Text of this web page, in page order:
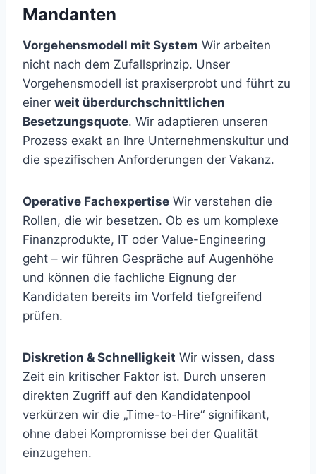
Mandanten
Vorgehensmodell mit System Wir arbeiten
nicht nach dem Zufallsprinzip. Unser
Vorgehensmodell ist praxiserprobt und führt zu
einer weit überdurchschnittlichen
Besetzungsquote. Wir adaptieren unseren
Prozess exakt an Ihre Unternehmenskultur und
die spezifischen Anforderungen der Vakanz.
Operative Fachexpertise Wir verstehen die
Rollen, die wir besetzen. Ob es um komplexe
Finanzprodukte, IT oder Value-Engineering
geht – wir führen Gespräche auf Augenhöhe
und können die fachliche Eignung der
Kandidaten bereits im Vorfeld tiefgreifend
prüfen.
Diskretion & Schnelligkeit Wir wissen, dass
Zeit ein kritischer Faktor ist. Durch unseren
direkten Zugriff auf den Kandidatenpool
verkürzen wir die „Time-to-Hire“ signifikant,
ohne dabei Kompromisse bei der Qualität
einzugehen.